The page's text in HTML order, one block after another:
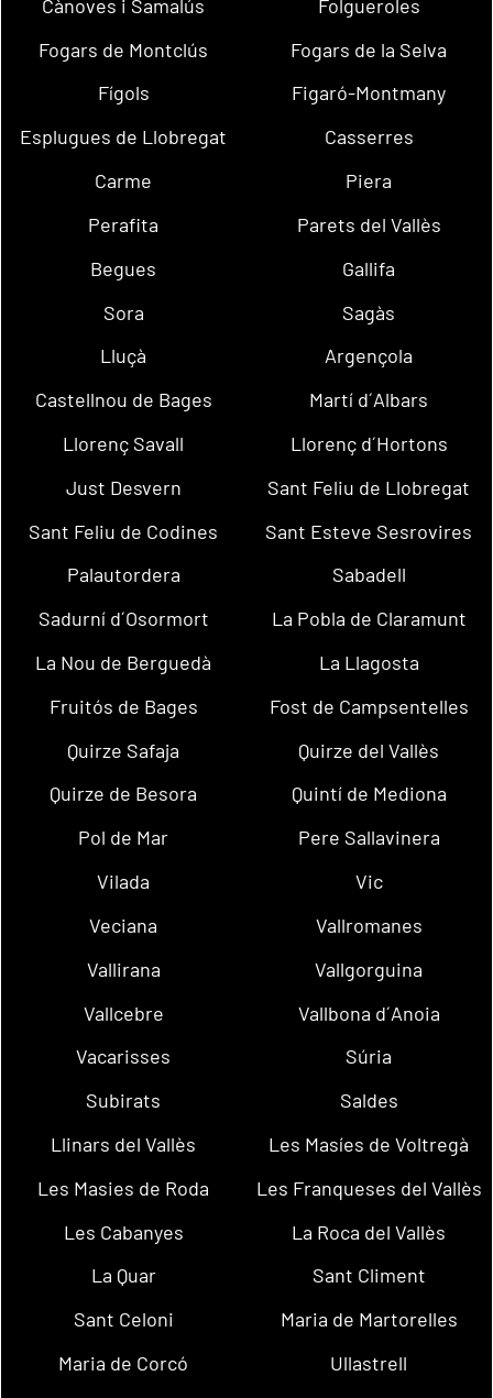
Cànoves i Samalús
Folgueroles
Fogars de Montclús
Fogars de la Selva
Fígols
Figaró-Montmany
Esplugues de Llobregat
Casserres
Carme
Piera
Perafita
Parets del Vallès
Begues
Gallifa
Sora
Sagàs
Lluçà
Argençola
Castellnou de Bages
Martí d´Albars
Llorenç Savall
Llorenç d´Hortons
Just Desvern
Sant Feliu de Llobregat
Sant Feliu de Codines
Sant Esteve Sesrovires
Palautordera
Sabadell
Sadurní d´Osormort
La Pobla de Claramunt
La Nou de Berguedà
La Llagosta
Fruitós de Bages
Fost de Campsentelles
Quirze Safaja
Quirze del Vallès
Quirze de Besora
Quintí de Mediona
Pol de Mar
Pere Sallavinera
Vilada
Vic
Veciana
Vallromanes
Vallirana
Vallgorguina
Vallcebre
Vallbona d´Anoia
Vacarisses
Súria
Subirats
Saldes
Llinars del Vallès
Les Masíes de Voltregà
Les Masies de Roda
Les Franqueses del Vallès
Les Cabanyes
La Roca del Vallès
La Quar
Sant Climent
Sant Celoni
Maria de Martorelles
Maria de Corcó
Ullastrell